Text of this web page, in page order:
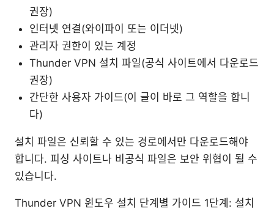
권장)
인터넷 연결(와이파이 또는 이더넷)
관리자 권한이 있는 계정
Thunder VPN 설치 파일(공식 사이트에서 다운로드
권장)
간단한 사용자 가이드(이 글이 바로 그 역할을 합니
다)
설치 파일은 신뢰할 수 있는 경로에서만 다운로드해야
합니다. 피싱 사이트나 비공식 파일은 보안 위협이 될 수
있습니다.
Thunder VPN 윈도우 설치 단계별 가이드 1단계: 설치